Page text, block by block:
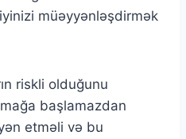
müəyyənləşdirmək
riskli olduğunu
başlamazdan
etməli və bu